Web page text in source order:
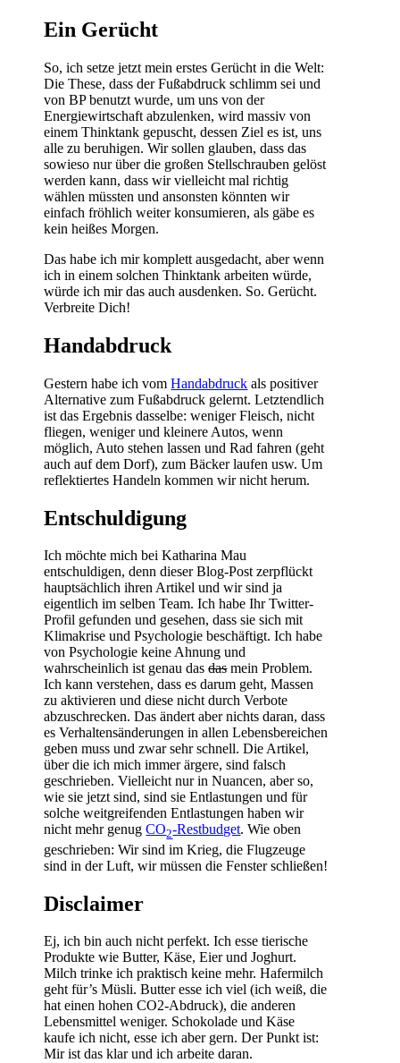
Ein Gerücht
So, ich setze jetzt mein erstes Gerücht in die Welt:
Die These, dass der Fußabdruck schlimm sei und
von BP benutzt wurde, um uns von der
Energiewirtschaft abzulenken, wird massiv von
einem Thinktank gepuscht, dessen Ziel es ist, uns
alle zu beruhigen. Wir sollen glauben, dass das
sowieso nur über die großen Stellschrauben gelöst
werden kann, dass wir vielleicht mal richtig
wählen müssten und ansonsten könnten wir
einfach fröhlich weiter konsumieren, als gäbe es
kein heißes Morgen.
Das habe ich mir komplett ausgedacht, aber wenn
ich in einem solchen Thinktank arbeiten würde,
würde ich mir das auch ausdenken. So. Gerücht.
Verbreite Dich!
Handabdruck
Gestern habe ich vomHandabdruck als positiver
Alternative zum Fußabdruck gelernt. Letztendlich
ist das Ergebnis dasselbe: weniger Fleisch, nicht
fliegen, weniger und kleinere Autos, wenn
möglich, Auto stehen lassen und Rad fahren (geht
auch auf dem Dorf), zum Bäcker laufen usw. Um
reflektiertes Handeln kommen wir nicht herum.
Entschuldigung
Ich möchte mich bei Katharina Mau
entschuldigen, denn dieser Blog-Post zerpflückt
hauptsächlich ihren Artikel und wir sind ja
eigentlich im selben Team. Ich habe Ihr Twitter-
Profil gefunden und gesehen, dass sie sich mit
Klimakrise und Psychologie beschäftigt. Ich habe
von Psychologie keine Ahnung und
wahrscheinlich ist genau dasdasmein Problem.
Ich kann verstehen, dass es darum geht, Massen
zu aktivieren und diese nicht durch Verbote
abzuschrecken. Das ändert aber nichts daran, dass
es Verhaltensänderungen in allen Lebensbereichen
geben muss und zwar sehr schnell. Die Artikel,
über die ich mich immer ärgere, sind falsch
geschrieben. Vielleicht nur in Nuancen, aber so,
wie sie jetzt sind, sind sie Entlastungen und für
solche weitgreifenden Entlastungen haben wir
nicht mehr genugCO2-Restbudget. Wie oben
geschrieben: Wir sind im Krieg, die Flugzeuge
sind in der Luft, wir müssen die Fenster schließen!
Disclaimer
Ej, ich bin auch nicht perfekt. Ich esse tierische
Produkte wie Butter, Käse, Eier und Joghurt.
Milch trinke ich praktisch keine mehr. Hafermilch
geht für’s Müsli. Butter esse ich viel (ich weiß, die
hat einen hohen CO2-Abdruck), die anderen
Lebensmittel weniger. Schokolade und Käse
kaufe ich nicht, esse ich aber gern. Der Punkt ist:
Mir ist das klar und ich arbeite daran.